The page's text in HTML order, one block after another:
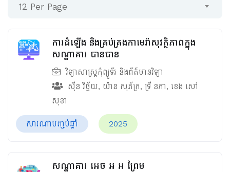
12 Per Page
ការដំឡើង និងគ្រប់គ្រងកាមេរ៉ាសុវត្ថិភាពក្នុង
សណ្ឋាគារ បានបាន
វិទ្យាសាស្ត្រកុំព្យូទ័រ និងព័ត៌មានវិទ្យា
ស៊ីន វិច្ឆ័យ, យ៉ាន សុភ័ក្រ, ទ្រី នភា, ខេង សៅ
សុខា
សារណាបញ្ចប់ឆ្នាំ 2025
សណ្ឋាគារ អេច អ អ ព្រែម